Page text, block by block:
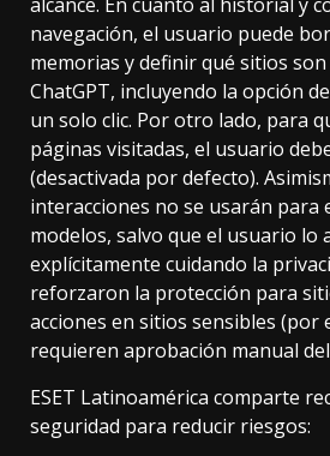
navegación, el usuario puede
memorias y definir qué sitios
ChatGPT, incluyendo la opción
un solo clic. Por otro lado, para
páginas visitadas, el usuario
(desactivada por defecto).
interacciones no se usarán para
modelos, salvo que el usuario lo
explícitamente cuidando la
reforzaron la protección para
acciones en sitios sensibles (por
requieren aprobación manual
ESET Latinoamérica comparte
seguridad para reducir riesgos: